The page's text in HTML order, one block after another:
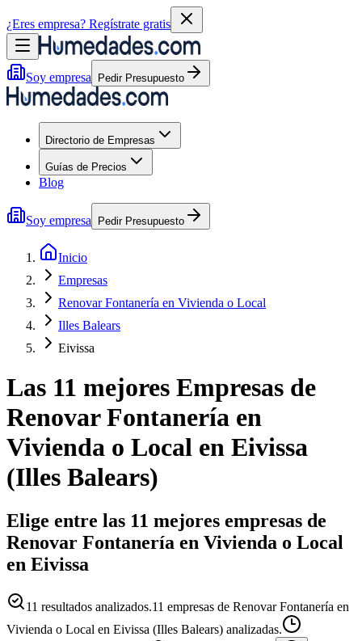
¿Eres empresa? Regístrate gratis
Soy empresa Pedir Presupuesto
Directorio de Empresas
Guías de Precios
Blog
Soy empresa Pedir Presupuesto
Inicio
Empresas
Renovar Fontanería en Vivienda o Local
Illes Balears
Eivissa
Las 11 mejores Empresas de
Renovar Fontanería en
Vivienda o Local en Eivissa
(Illes Balears)
Elige entre las 11 mejores empresas de
Renovar Fontanería en Vivienda o Local
en Eivissa
11 resultados analizados.11 empresas de Renovar Fontanería en
Vivienda o Local en Eivissa (Illes Balears) analizadas.